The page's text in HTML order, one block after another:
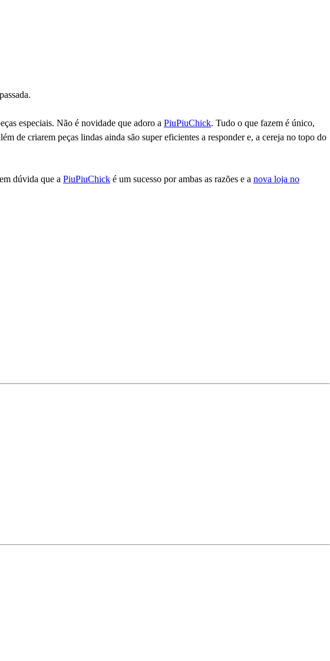
especiais. Não é novidade que adoro a PiuPiuChick. Tudo o que fazem é único,
de criarem peças lindas ainda são super eficientes a responder e, a cereja no topo do
dúvida que a PiuPiuChick é um sucesso por ambas as razões e a nova loja no